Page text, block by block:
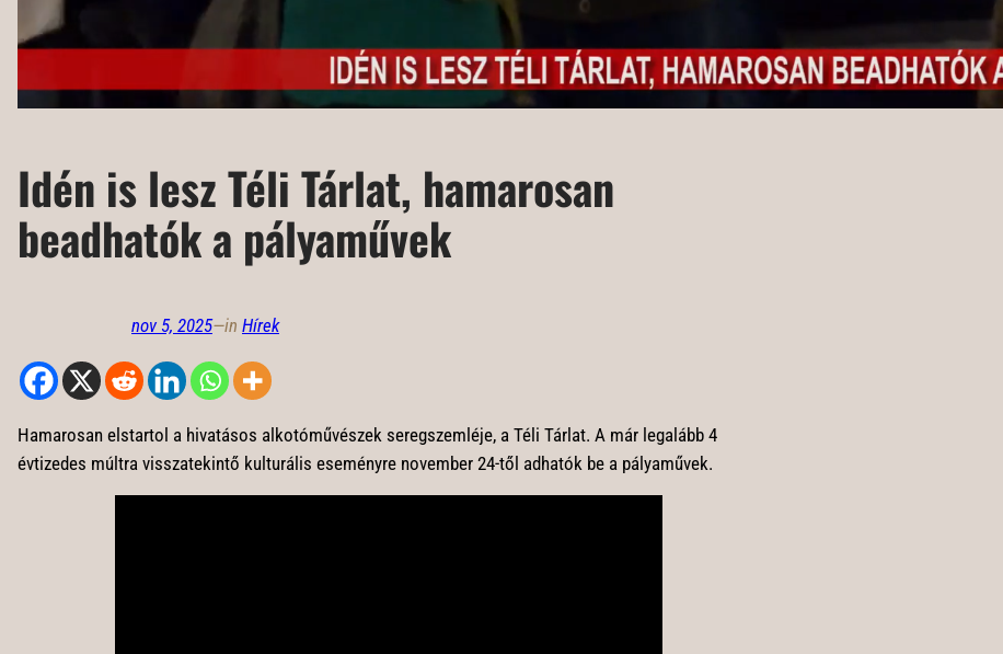
Idén is lesz Téli Tárlat, hamarosan
beadhatók a pályaművek
nov 5, 2025—in Hírek
Hamarosan elstartol a hivatásos alkotóművészek seregszemléje, a Téli Tárlat. A már legalább 4
évtizedes múltra visszatekintő kulturális eseményre november 24-től adhatók be a pályaművek.